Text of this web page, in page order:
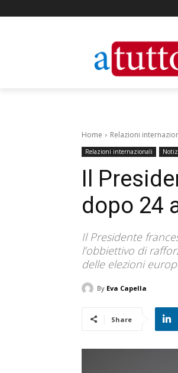
Home Relazioni
Relazioni internazionali
Il
dopo 24
Il Presidente
l’obbiettivo di
delle elezioni
By Eva Capella
Share